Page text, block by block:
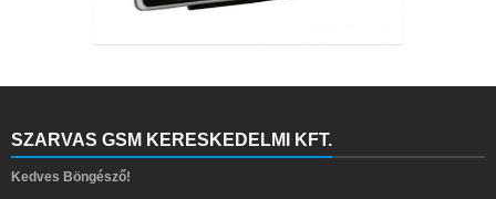
SZARVAS GSM KERESKEDELMI KFT.
Kedves Böngésző!